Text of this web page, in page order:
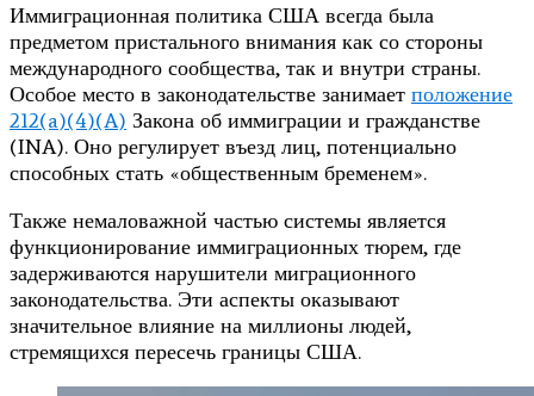
Иммиграционная политика США всегда была
предметом пристального внимания как со стороны
международного сообщества, так и внутри страны.
Особое место в законодательстве занимает положение
212(a)(4)(A) Закона об иммиграции и гражданстве
(INA). Оно регулирует въезд лиц, потенциально
способных стать «общественным бременем».
Также немаловажной частью системы является
функционирование иммиграционных тюрем, где
задерживаются нарушители миграционного
законодательства. Эти аспекты оказывают
значительное влияние на миллионы людей,
стремящихся пересечь границы США.